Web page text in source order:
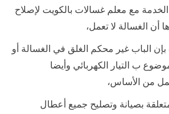
مع معلم غسالات بالكويت لإصلاح
أن الغسالة لا تعمل،
الباب غير محكم الغلق في الغسالة أو
ب التيار الكهربائي وأيضا
من الأساس،
بصيانة وتصليح جميع أعطال